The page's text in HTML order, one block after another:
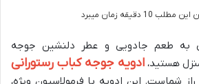
10 دقیقه زمان میبرد
به طعم جادویی و عطر دلنشین جوجه
هستید، ادویه جوجه کباب رستورانی